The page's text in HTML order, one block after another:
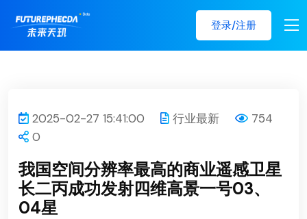
登录/注册
2025-02-27 15:41:00 行业最新
754
0
我国空间分辨率最高的商业遥感卫星
长二丙成功发射四维高景一号03、
04星